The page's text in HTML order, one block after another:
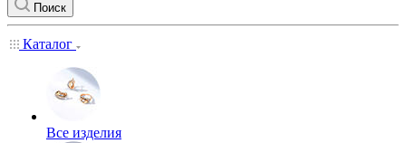
Поиск
Каталог
Все изделия